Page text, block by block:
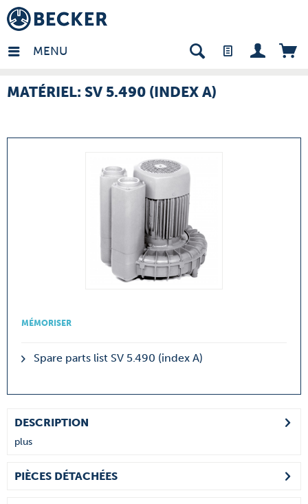
MENU
- FR
MATÉRIEL: SV 5.490 (INDEX A)
MÉMORISER
Spare parts list SV 5.490 (index A)
DESCRIPTION
plus
PIÈCES DÉTACHÉES